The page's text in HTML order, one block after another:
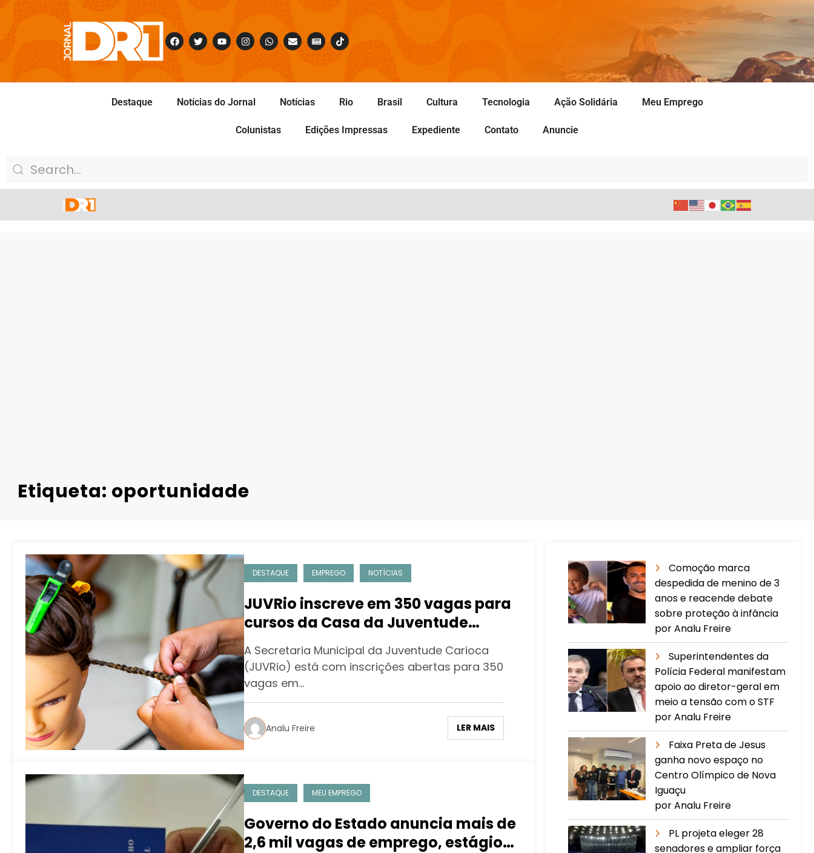
Destaque Notícias do Jornal Notícias Rio Brasil Cultura Tecnologia Ação Solidária Meu Emprego
Colunistas Edições Impressas Expediente Contato Anuncie
Etiqueta: oportunidade
DESTAQUE EMPREGO NOTÍCIAS
JUVRio inscreve em 350 vagas para
cursos da Casa da Juventude
Centro, na Gamboa
A Secretaria Municipal da Juventude Carioca
(JUVRio) está com inscrições abertas para 350
vagas em…
Analu Freire LER MAIS
DESTAQUE MEU EMPREGO
Governo do Estado anuncia mais de
2,6 mil vagas de emprego, estágio e
Comoção marca
despedida de menino de 3
anos e reacende debate
sobre proteção à infância
por Analu Freire
Superintendentes da
Polícia Federal manifestam
apoio ao diretor-geral em
meio a tensão com o STF
por Analu Freire
Faixa Preta de Jesus
ganha novo espaço no
Centro Olímpico de Nova
Iguaçu
por Analu Freire
PL projeta eleger 28
senadores e ampliar força